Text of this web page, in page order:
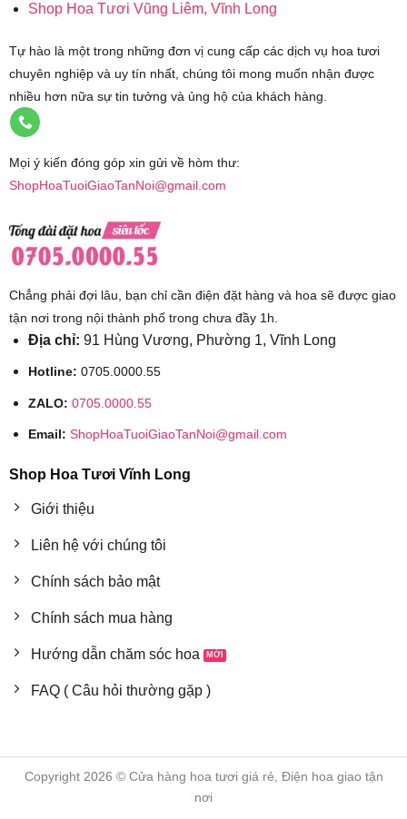
Shop Hoa Tươi Vũng Liêm, Vĩnh Long
Tự hào là một trong những đơn vị cung cấp các dịch vụ hoa tươi
chuyên nghiệp và uy tín nhất, chúng tôi mong muốn nhận được
nhiều hơn nữa sự tin tưởng và ủng hộ của khách hàng.
Mọi ý kiến đóng góp xin gửi về hòm thư:
ShopHoaTuoiGiaoTanNoi@gmail.com
Chẳng phải đợi lâu, bạn chỉ cần điện đặt hàng và hoa sẽ được giao
tận nơi trong nội thành phố trong chưa đầy 1h.
Địa chỉ: 91 Hùng Vương, Phường 1, Vĩnh Long
Hotline: 0705.0000.55
ZALO: 0705.0000.55
Email: ShopHoaTuoiGiaoTanNoi@gmail.com
Shop Hoa Tươi Vĩnh Long
Giới thiệu
Liên hệ với chúng tôi
Chính sách bảo mật
Chính sách mua hàng
Hướng dẫn chăm sóc hoa
FAQ ( Câu hỏi thường gặp )
Copyright 2026 © Cửa hàng hoa tươi giá rẻ, Điện hoa giao tận
nơi